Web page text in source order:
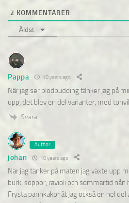
2 KOMMENTARER
Äldst
Pappa 10 years ago
När jag ser blodpudding tänker jag på
upp, det blev en del varianter, med
Svara
Author
johan 10 years ago
När jag tänker på maten jag växte upp
burk, soppor, ravioli och sommartid nån
Frysta pannkakor åt jag också en hel del